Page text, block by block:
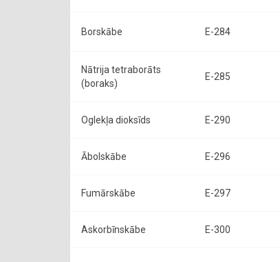
Borskābe E-284
Nātrija tetraborāts
(boraks)
E-285
Oglekļa dioksīds E-290
Ābolskābe E-296
Fumārskābe E-297
Askorbīnskābe E-300